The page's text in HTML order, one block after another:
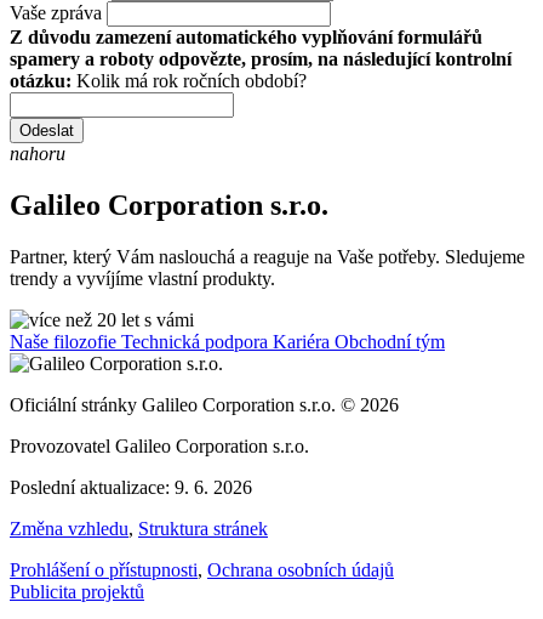
Vaše zpráva
Z důvodu zamezení automatického vyplňování formulářů
spamery a roboty odpovězte, prosím, na následující kontrolní
otázku: Kolik má rok ročních období?
Odeslat
nahoru
Galileo Corporation s.r.o.
Partner, který Vám naslouchá a reaguje na Vaše potřeby. Sledujeme
trendy a vyvíjíme vlastní produkty.
Naše filozofie Technická podpora Kariéra Obchodní tým
Oficiální stránky Galileo Corporation s.r.o. © 2026
Provozovatel Galileo Corporation s.r.o.
Poslední aktualizace: 9. 6. 2026
Změna vzhledu, Struktura stránek
Prohlášení o přístupnosti, Ochrana osobních údajů
Publicita projektů